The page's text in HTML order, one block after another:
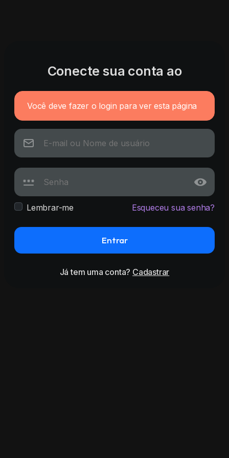
Conecte sua conta ao
Você deve fazer o login para ver esta página
Lembrar-me Esqueceu sua senha?
Entrar
Já tem uma conta? Cadastrar